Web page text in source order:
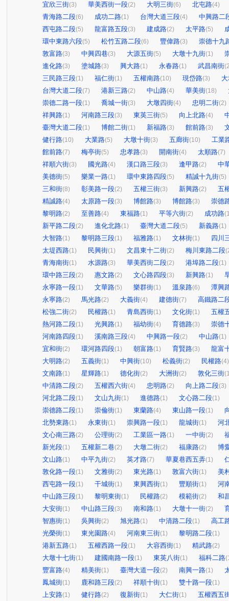
宜欣三街(3) 華美西街一段(2) 大明三街(6) 北屯路(4)
青海路二段(6) 成功二路(1) 台灣大道三段(4)
中興路二
西屯路二段(5) 龍富路五段(3) 建成路(2) 太平路(5)
環中東路六段(5) 松竹五路二段(6) 豐偉路(3)
崇德十九
敦富路(3) 中興四巷(3) 大源五街(5) 大墩十九街(1)
進化路(3) 塗城路(3) 興大路(1) 永春路(1) 武昌南街
三民路三段(1) 福仁街(1) 五權南路(10) 現岱路(3)
台灣大道二段(7) 港新三路(2) 中山路(4) 華美街(18)
崇德二路一段(1) 喬城一街(3) 大墩四街(4) 忠明二街(2)
祥興路(1) 河南路三段(3) 東英三街(5) 向上北路(4)
臺灣大道二段(1) 博館二街(1) 新福路(3) 館前路(3)
健行路(10) 大業路(5) 大墩十街(3) 五廊街(10)
工業
館前路(7) 梅亭街(5) 忠孝路(3) 開南街(4) 太順路(7)
祥順六街(3) 國光路(4) 漢口路三段(3) 逢甲路(2)
中
美德街(5) 樂業一路(1) 環中東路四段(5) 精誠十九街(5)
三和街(8) 彰美路一段(2) 五權三街(3) 新興路(2)
五
精誠路(4) 太原路一段(3) 博館路(3) 博館路(3)
崇德
黎明路(2) 至善路(4) 東福路(1) 平等六街(2) 成功路
新平路二段(2) 進化北路(1) 臺灣大道二段(5) 新義路(1)
大智路(1) 黎明路三段(1) 福雅路(1) 文林街(1)
四川
太堤西路(1) 民興街(1) 文昌東十二街(2) 梅川東路二段
青海南街(1) 水源路(3) 華美西街二段(2) 港埠路二段(1)
環中路三段(2) 惠文路(2) 文心路四段(3) 新興路(1)
永寧路一段(1) 文華路(5) 樂群街(1) 溫泉路(6)
潭興
永寧路(2) 馬光路(2) 大義街(4) 建德街(7)
高鐵路二
松強二街(2) 民權路(1) 青島西街(1) 文化街(1)
五權
熱河路二段(1) 光興路(1) 福幼街(4) 育德路(3)
崇德
河南路四段(1) 溪南路三段(4) 中興路一段(2) 中山路(1)
宜和街(2) 環河路四段(1) 朝富路(1) 育賢路(3)
龍富
大明路(2) 五義街(1) 中興街(10) 松義街(2) 民權路(4)
文南路(1) 星輝路(1) 德化街(2) 大洲街(2) 敦化三街
中清路二段(2) 五權西六街(4) 忠明路(2) 向上路二段(3)
河北路二段(1) 文山九街(1) 進德路(1) 文心路二段(1)
崇德路二段(1) 崇倫街(1) 東蘭路(4) 東山路一段(1)
北勢東路(1) 永東街(1) 崇興路一段(1) 龍城街(1)
河
文心南三路(2) 公理街(2) 工業區一路(1) 一中街(2)
新光段(1) 五權新二巷(2) 大墩二街(2) 福康路(2)
博
文山路(1) 中平九街(2) 英才路(7) 華夏巷西五弄(1)
敦化路一段(1) 文雅街(2) 東光路(1) 敦富六街(1)
美
西屯路一段(1) 干城街(1) 東興西街(1) 豐順街(1)
河
中山路三段(1) 黎明東街(1) 民權路(2) 模範街(2)
和
大安街(1) 中山路三段(3) 南和路(1) 大墩十一街(2)
智惠街(1) 吳興街(2) 旭光路(1) 中清路二段(1)
高工
光榮街(1) 東光園路(4) 河南東三街(1) 黎明路二段(1)
港新五路(1) 五權西路一段(1) 大容西街(1) 精武路(2)
大墩十七街(1) 建國南路一段(1) 東英八街(1) 福科二路
豐富路(4) 精美街(1) 臺灣大道一段(2) 南興一路(1)
鳳城街(1) 鹿和路三段(2) 祥順十街(1) 雙十路一段(1)
上安路(1) 健行路(2) 復新街(1) 大仁街(1) 五權西五